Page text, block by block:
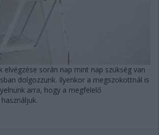
elvégzése során nap mint nap szükség van
dolgozzunk. Ilyenkor a megszokottnál is
arra, hogy a megfelelő